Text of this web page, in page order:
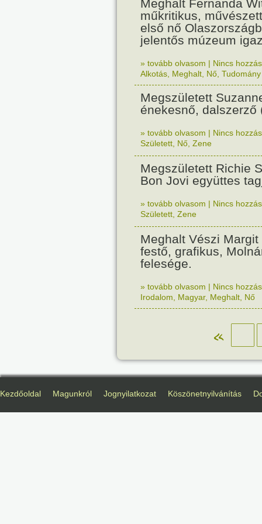
Meghalt Fernanda
műkritikus,
első nő
jelentős múzeum
» tovább olvasom | Nincs
Alkotás Meghalt Nő Tudomány
Megszületett
énekesnő, dalszerző
» tovább olvasom | Nincs
Született Nő Zene
Megszületett Richie
Bon Jovi együttes
» tovább olvasom | Nincs
Született Zene
Meghalt Vészi
festő, grafikus,
felesége.
» tovább olvasom | Nincs
Irodalom
Magyar, Meghalt Nő
«
Kezdőoldal Magunkról Jognyilatkozat Köszönetnyilvánítás